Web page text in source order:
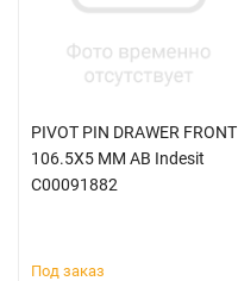
PIVOT PIN DRAWER FRONT
106.5X5 MM AB Indesit
C00091882
Под заказ